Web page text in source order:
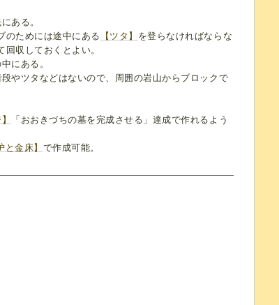
ある。
のためには途中にある 【ツタ】 を登らなければならな
回収しておくとよい。
にある。
やツタなどはないので、周囲の岩山からブロックで
「おおきづちの墓を完成させる」達成で作れるよう
と金床】 で作成可能。